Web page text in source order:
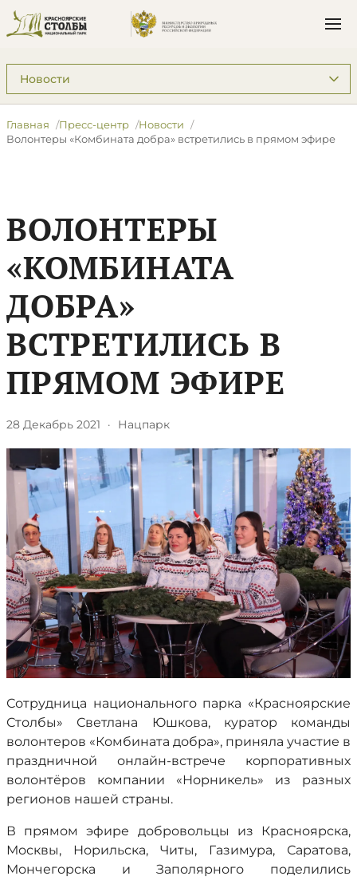
Подразделы: Пресс-центр
Главная Пресс-центр
Новости
Волонтеры «Комбината добра» встретились в прямом эфире
ВОЛОНТЕРЫ
«КОМБИНАТА
ДОБРА»
ВСТРЕТИЛИСЬ В
ПРЯМОМ ЭФИРЕ
28 Декабрь 2021 · Нацпарк
Сотрудница национального парка «Красноярские
Столбы» Светлана Юшкова, куратор команды
волонтеров «Комбината добра», приняла участие в
праздничной онлайн-встрече корпоративных
волонтёров компании «Норникель» из разных
регионов нашей страны.
В прямом эфире добровольцы из Красноярска,
Москвы, Норильска, Читы, Газимура, Саратова,
Мончегорска и Заполярного поделились